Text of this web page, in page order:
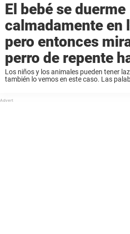
El bebé se duerme
calmadamente en
pero entonces
perro de repente
Los niños y los animales pueden tener
también lo vemos en este caso. Las